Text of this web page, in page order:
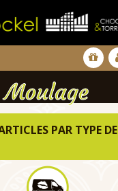
Moulage
PAR TYPE DE